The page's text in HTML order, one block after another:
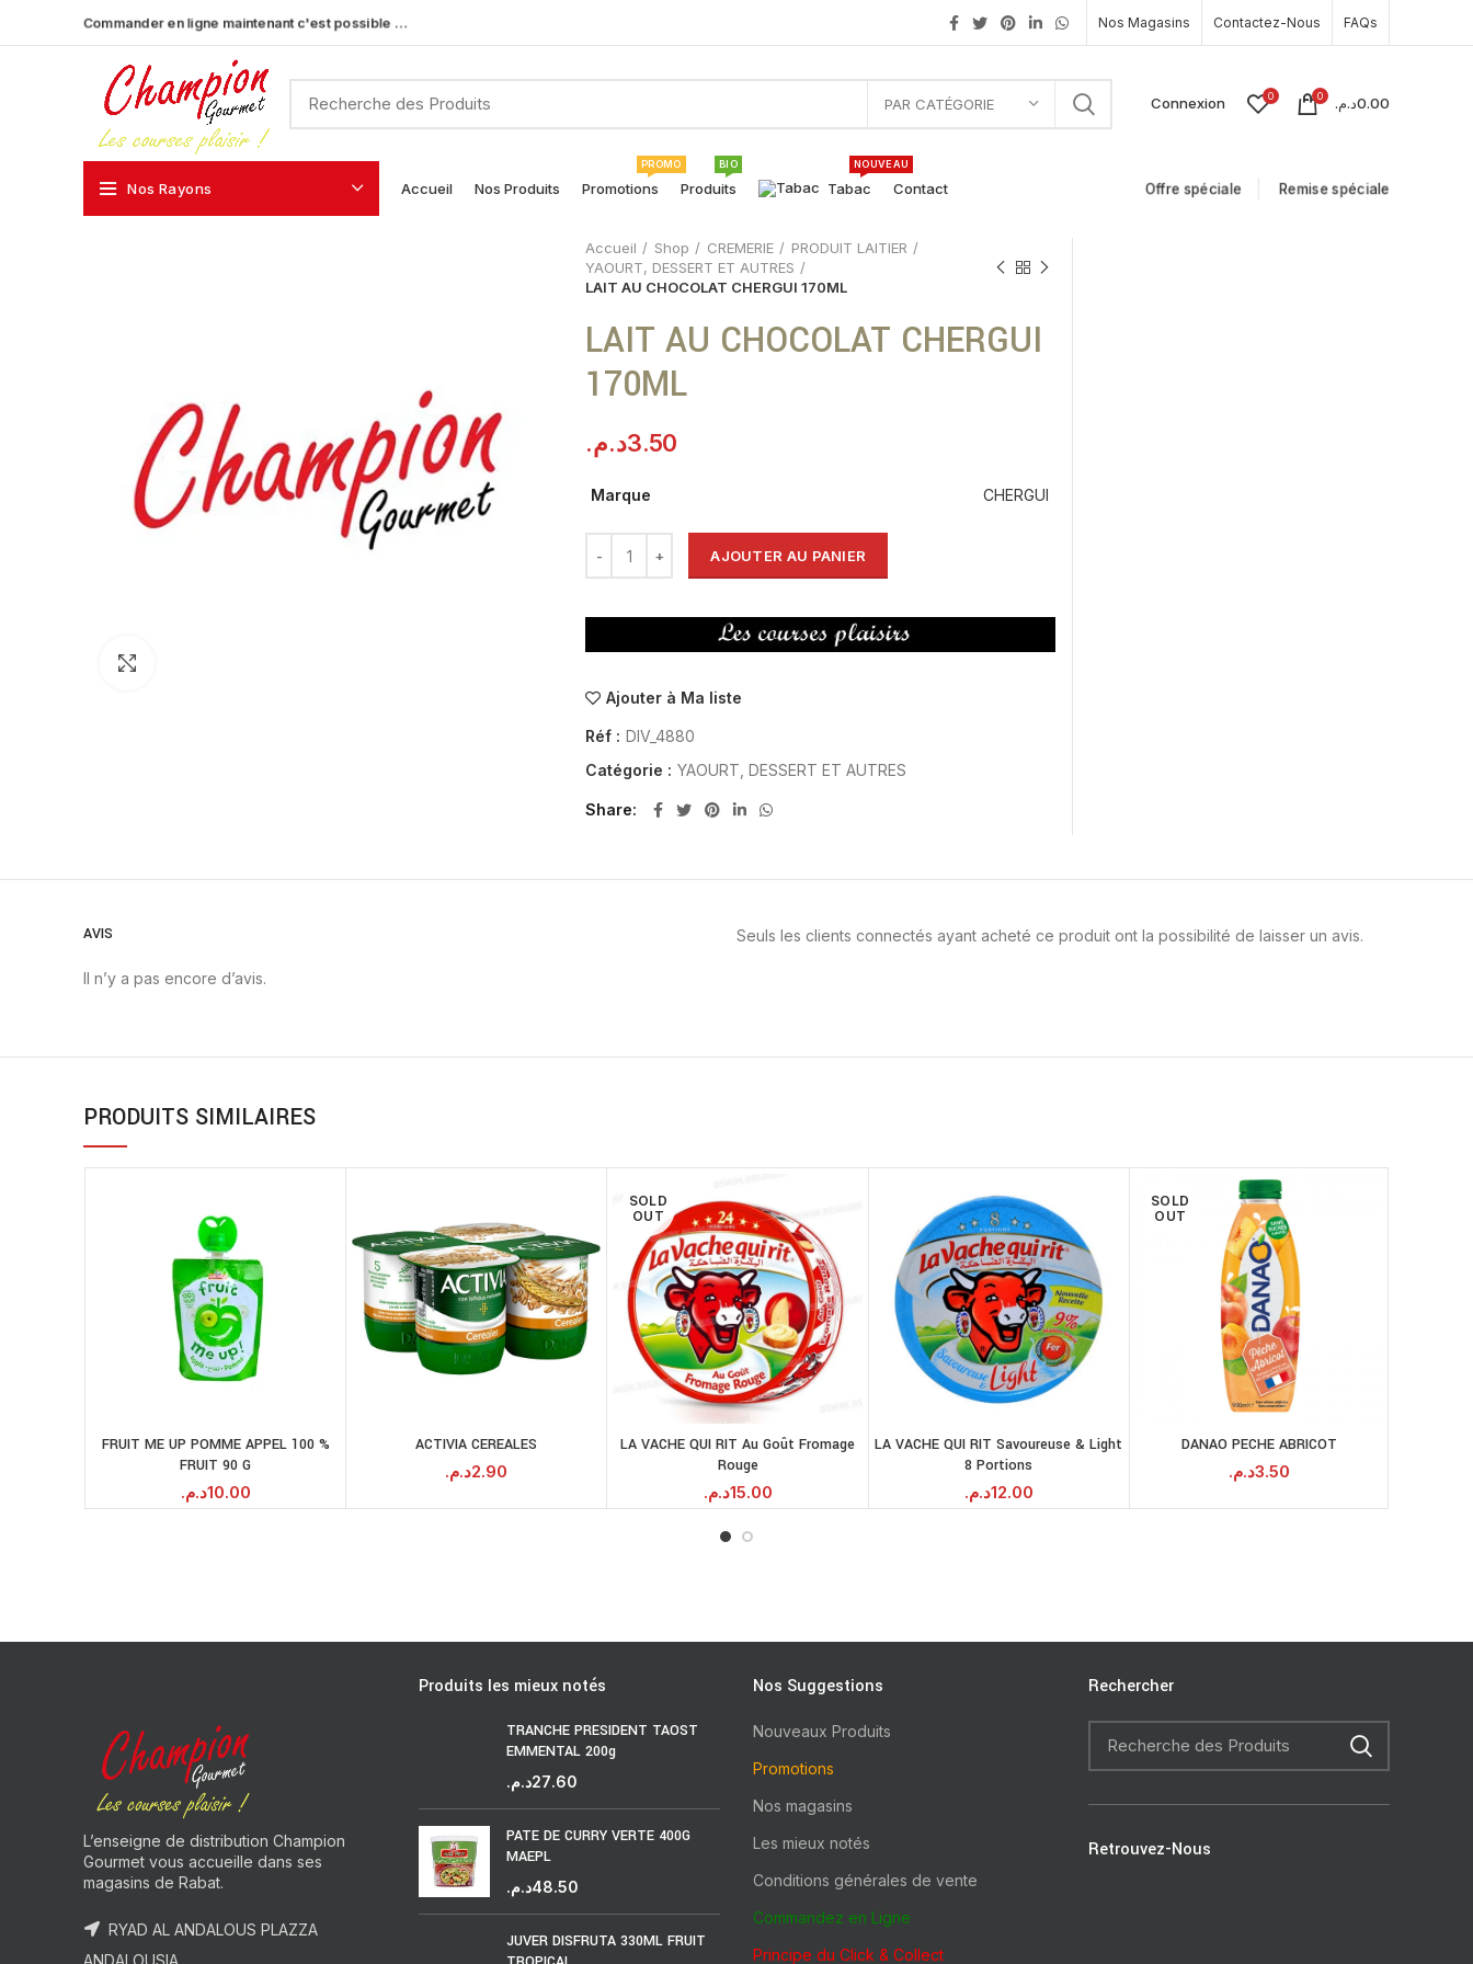
Commander en ligne maintenant c'est possible … Nos Magasins Contactez-Nous FAQs
PAR CATÉGORIE Connexion 0 0 0.00د.م.
Nos Rayons Accueil Nos Produits Promotions
PROMO
Produits
BIO
Tabac
NOUVEAU
Contact Offre spéciale Remise spéciale
Accueil Shop CREMERIE
PRODUIT LAITIER
YAOURT, DESSERT ET AUTRES
LAIT AU CHOCOLAT CHERGUI 170ML
LAIT AU CHOCOLAT CHERGUI
170ML
3.50د.م.
Marque CHERGUI
AJOUTER AU PANIER
Ajouter à Ma liste
Réf : DIV_4880
Catégorie : YAOURT, DESSERT ET AUTRES
Share
AVIS
Il n’y a pas encore d’avis.
Seuls les clients connectés ayant acheté ce produit ont la possibilité de laisser un avis.
PRODUITS SIMILAIRES
AJOUTER AU
PANIER
FRUIT ME UP POMME APPEL 100 %
FRUIT 90 G
10.00د.م.
AJOUTER AU
PANIER
ACTIVIA CEREALES
2.90د.م.
SOLD
OUT
LIRE LA SUITE
LA VACHE QUI RIT Au Goût Fromage
Rouge
15.00د.م.
AJOUTER AU
PANIER
LA VACHE QUI RIT Savoureuse & Light
8 Portions
12.00د.م.
SOLD
OUT
LIRE LA SUITE
DANAO PECHE ABRICOT
3.50د.م.
L’enseigne de distribution Champion
Gourmet vous accueille dans ses
magasins de Rabat.
RYAD AL ANDALOUS PLAZZA
Produits les mieux notés
TRANCHE PRESIDENT TAOST
EMMENTAL 200g
27.60د.م.
PATE DE CURRY VERTE 400G
MAEPL
48.50د.م.
JUVER DISFRUTA 330ML FRUIT
Nos Suggestions
Nouveaux Produits
Promotions
Nos magasins
Les mieux notés
Conditions générales de vente
Commandez en Ligne
Principe du Click & Collect
Rechercher
Retrouvez-Nous